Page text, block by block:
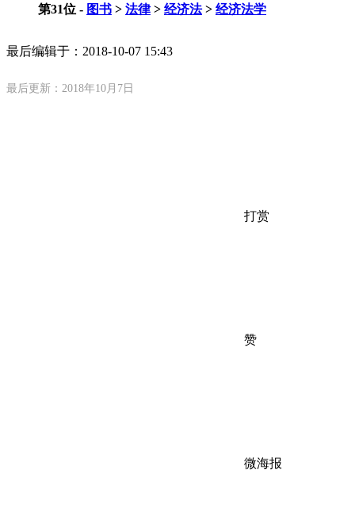
第31位 - 图书 > 法律> 经济法> 经济法学
最后编辑于： 2018-10-07 15:43
最后更新：2018年10月7日
打赏
赞
微海报